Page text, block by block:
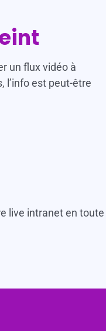
un flux vidéo à
l’info est peut-être
live intranet en toute